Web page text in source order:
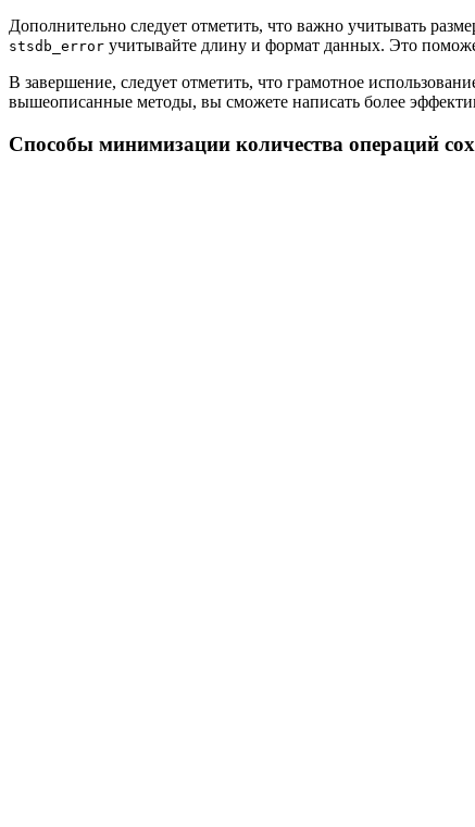
Дополнительно следует отметить, что важно учитывать
stsdb_error учитывайте длину и формат данных. Это
В завершение, следует отметить, что грамотное
вышеописанные методы, вы сможете написать более
Способы минимизации количества операций